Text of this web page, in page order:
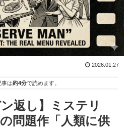
2026.01.27
事は約4分で読めます。
返し】ミステリ
問題作「人類に供